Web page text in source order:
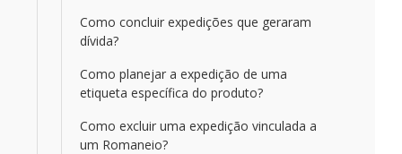
Como concluir expedições que geraram
dívida?
Como planejar a expedição de uma
etiqueta específica do produto?
Como excluir uma expedição vinculada a
um Romaneio?